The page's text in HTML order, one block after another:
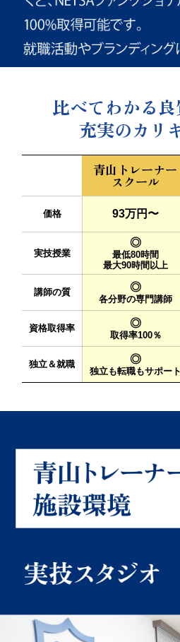
比べてわかる
充実のカリ
青山トレーナー
スクール
価格 93万円〜
実技授業
◎
最低80時間
最大90時間以上
講師の質 ◎
各分野の専門講師
資格取得率 ◎
取得率100％
独立＆就職 ◎
独立も転職もサポート